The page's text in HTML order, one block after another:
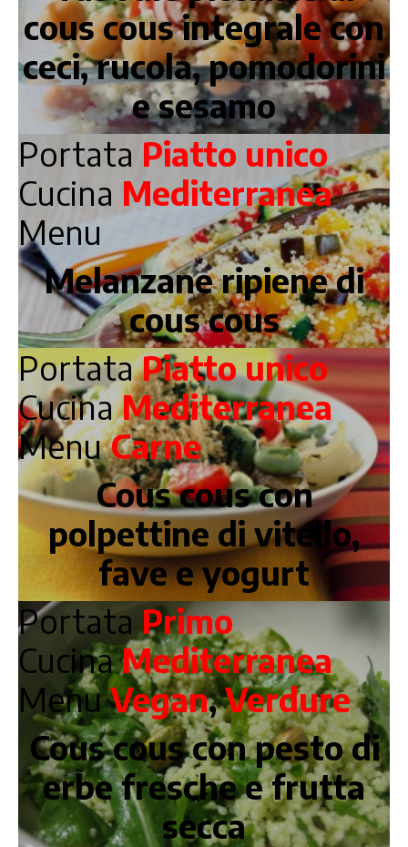
cous cous integrale con
ceci, rucola, pomodorini
e sesamo
Portata Piatto unico
Cucina Mediterranea
Menu
Melanzane ripiene di
cous cous
PortataPiatto unico
CucinaMediterranea
MenuCarne
Cous cous con
polpettine di vitello,
fave e yogurt
PortataPrimo
CucinaMediterranea
MenuVegan,Verdure
Cous cous con pesto di
erbe fresche e frutta
secca